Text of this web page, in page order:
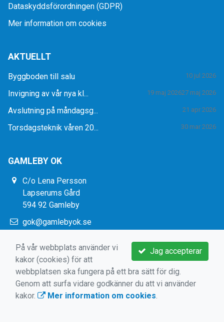
Dataskyddsförordningen (GDPR)
Mer information om cookies
AKTUELLT
Byggboden till salu 10 jul 2026
27 maj 2026
Invigning av vår nya kl... 19 maj 2026
Avslutning på måndagsg... 21 apr 2026
Torsdagsteknik våren 20... 30 mar 2026
GAMLEBY OK
C/o Lena Persson
Lapserums Gård
594 92 Gamleby
gok@gamlebyok.se
Jag accepterar
På vår webbplats använder vi
kakor (cookies) för att
webbplatsen ska fungera på ett bra sätt för dig.
Genom att surfa vidare godkänner du att vi använder
kakor.
Mer information om cookies.